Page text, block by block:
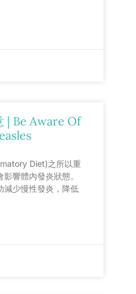
| Be Aware Of
Diet)之所以重
響體內發炎狀態。
減少慢性發炎，降低